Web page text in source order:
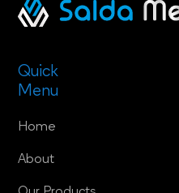
Quick
Menu
Home
About